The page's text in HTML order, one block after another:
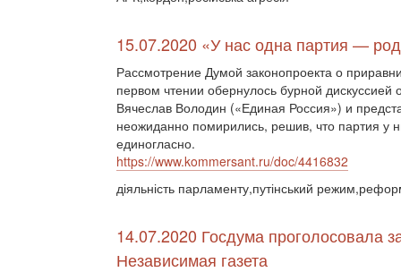
15.07.2020 «У нас одна партия —
Рассмотрение Думой законопроекта о
первом чтении обернулось бурной
Вячеслав Володин («Единая Россия») и
неожиданно помирились, решив, что партия у
единогласно.
https://www.kommersant.ru/doc/4416832
діяльність парламенту,путінський
14.07.2020 Госдума проголосовала
Независимая газета